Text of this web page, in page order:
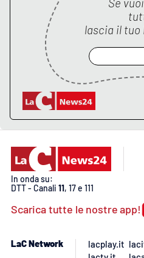
lascia il
In onda su:
DTT - Canali 11, 17 e 111
Scarica tutte le nostre app!
LaC Network
lacplay.it